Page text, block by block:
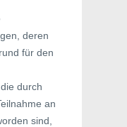
deren
für den
durch
an
sind,